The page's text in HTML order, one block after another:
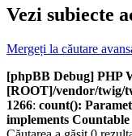
Vezi subiecte
Mergeți la căutare
[phpBB Debug] PHP
[ROOT]/vendor/twig/
1266: count():
implements Countable